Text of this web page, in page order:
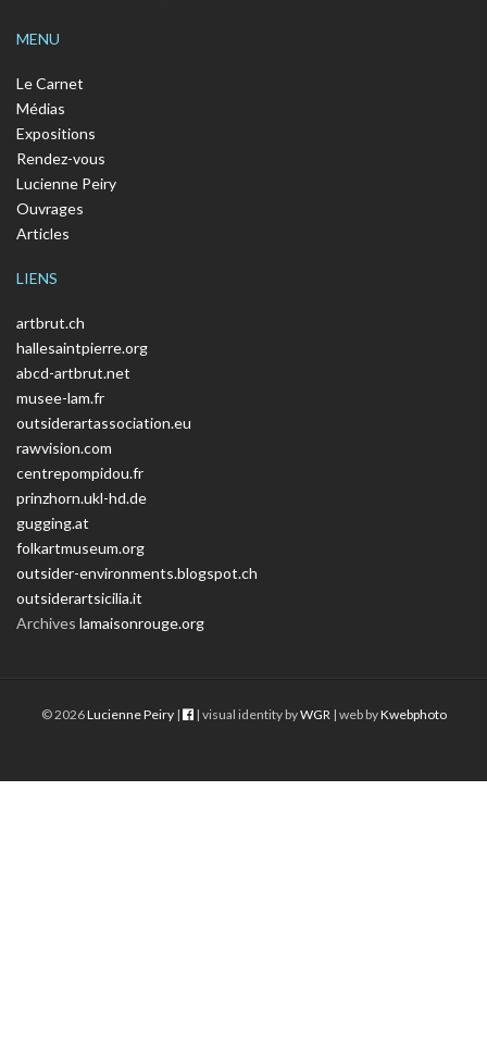
MENU
Le Carnet
Médias
Expositions
Rendez-vous
Lucienne Peiry
Ouvrages
Articles
LIENS
artbrut.ch
hallesaintpierre.org
abcd-artbrut.net
musee-lam.fr
outsiderartassociation.eu
rawvision.com
centrepompidou.fr
prinzhorn.ukl-hd.de
gugging.at
folkartmuseum.org
outsider-environments.blogspot.ch
outsiderartsicilia.it
Archives lamaisonrouge.org
© 2026Lucienne Peiry| | visual identity byWGR| web byKwebphoto